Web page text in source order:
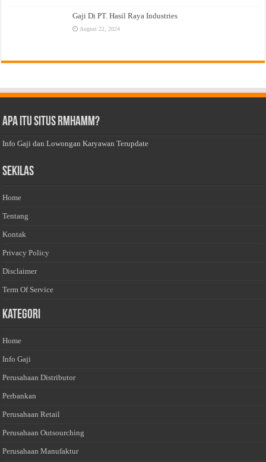
Gaji Di PT. Hasil Raya Industries
August 22, 2024
Apa Itu Situs Rmhamm?
Info Gaji dan Lowongan Karyawan Terupdate
Sekilas
Home
Tentang
Kontak
Privacy Policy
Disclaimer
Term Of Service
Kategori
Home
Info Gaji
Perusahaan Distributor
Perbankan
Perusahaan Retail
Perusahaan Outsourching
Perusahaan Manufaktur